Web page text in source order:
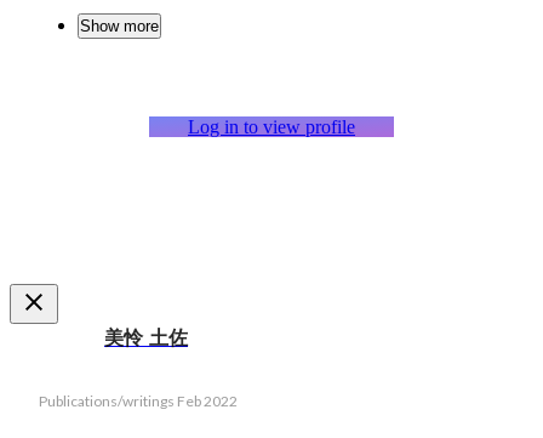
Show more
Log in to view profile
美怜 土佐
Publications/writings Feb 2022